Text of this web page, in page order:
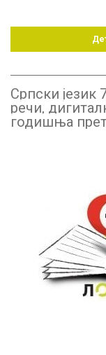
Српски језик
речи,
годишња